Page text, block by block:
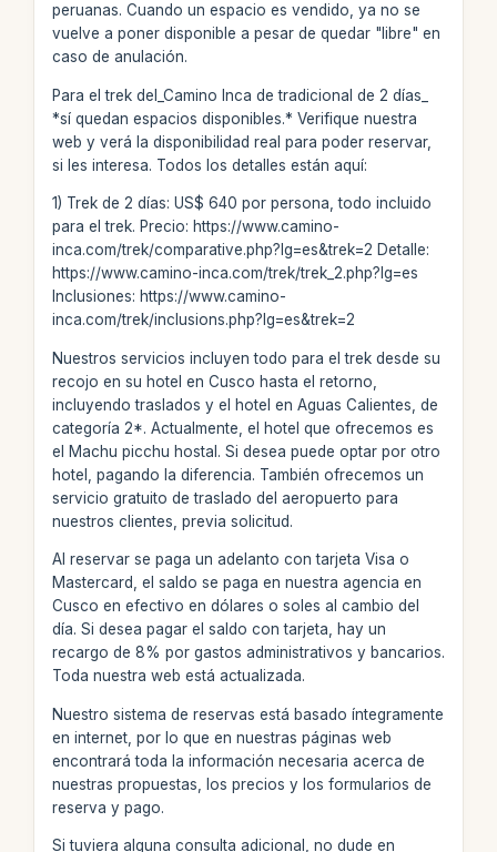
peruanas. Cuando un espacio es vendido, ya no se
vuelve a poner disponible a pesar de quedar "libre" en
caso de anulación.
Para el trek del_Camino Inca de tradicional de 2 días_
*sí quedan espacios disponibles.* Verifique nuestra
web y verá la disponibilidad real para poder reservar,
si les interesa. Todos los detalles están aquí:
1) Trek de 2 días: US$ 640 por persona, todo incluido
para el trek. Precio: https://www.camino-
inca.com/trek/comparative.php?lg=es&trek=2 Detalle:
https://www.camino-inca.com/trek/trek_2.php?lg=es
Inclusiones: https://www.camino-
inca.com/trek/inclusions.php?lg=es&trek=2
Nuestros servicios incluyen todo para el trek desde su
recojo en su hotel en Cusco hasta el retorno,
incluyendo traslados y el hotel en Aguas Calientes, de
categoría 2*. Actualmente, el hotel que ofrecemos es
el Machu picchu hostal. Si desea puede optar por otro
hotel, pagando la diferencia. También ofrecemos un
servicio gratuito de traslado del aeropuerto para
nuestros clientes, previa solicitud.
Al reservar se paga un adelanto con tarjeta Visa o
Mastercard, el saldo se paga en nuestra agencia en
Cusco en efectivo en dólares o soles al cambio del
día. Si desea pagar el saldo con tarjeta, hay un
recargo de 8% por gastos administrativos y bancarios.
Toda nuestra web está actualizada.
Nuestro sistema de reservas está basado íntegramente
en internet, por lo que en nuestras páginas web
encontrará toda la información necesaria acerca de
nuestras propuestas, los precios y los formularios de
reserva y pago.
Si tuviera alguna consulta adicional, no dude en